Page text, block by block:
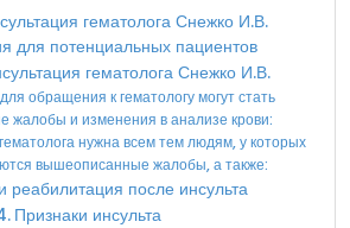
гематолога Снежко И.В.
для потенциальных пациентов
гематолога Снежко И.В.
обращения к гематологу могут стать
жалобы и изменения в анализе крови:
нужна всем тем людям, у которых
вышеописанные жалобы, а также:
реабилитация после инсульта
Признаки инсульта